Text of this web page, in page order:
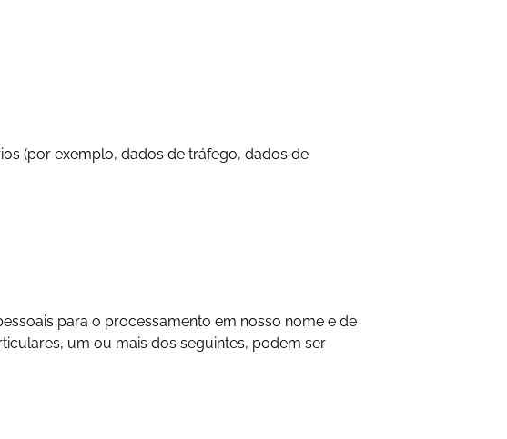
(por exemplo, dados de tráfego, dados de
para o processamento em nosso nome e de
um ou mais dos seguintes, podem ser